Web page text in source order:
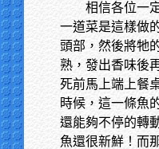
相信各位一
一道菜是這樣做
頭部，然後將牠
熟，發出香味後
死前馬上端上餐
時候，這一條魚
還能夠不停的轉
魚還很新鮮！而